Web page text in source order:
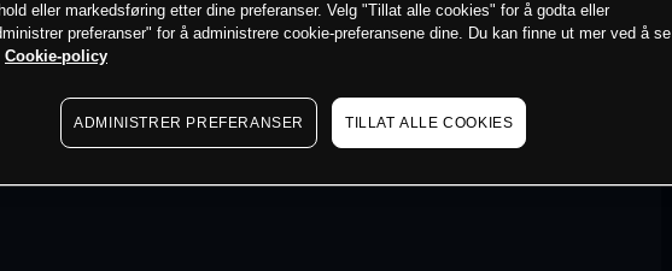
eller markedsføring etter dine preferanser. Velg "Tillat alle cookies" for å godta eller
preferanser" for å administrere cookie-preferansene dine. Du kan finne ut mer ved å se
Cookie-policy
ADMINISTRER PREFERANSER TILLAT ALLE COOKIES